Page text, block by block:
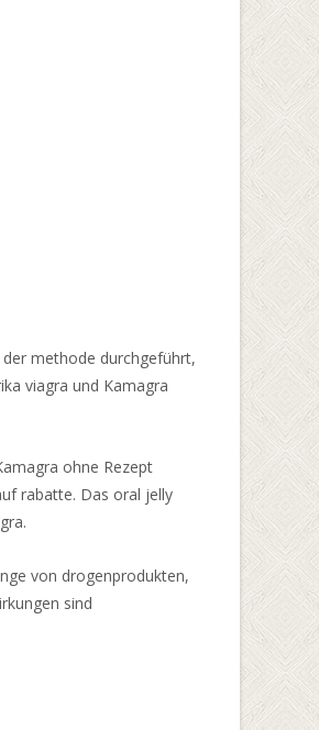
methode durchgeführt,
viagra und Kamagra
ohne Rezept
rabatte. Das oral jelly
von drogenprodukten,
sind